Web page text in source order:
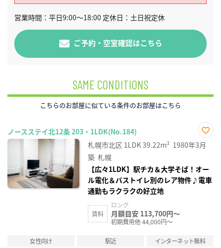
営業時間：平日9:00～18:00 定休日：土日祝定休
ご予約・空室確認はこちら
SAME CONDITIONS
こちらのお部屋に似ている条件のお部屋はこちら
ノースステイ北12条 203・1LDK(No.184)
お気
に入
札幌市北区 1LDK39.22m² 1980年3月
築 札幌
【広々1LDK】駅チカ＆大学そば！オー
ル電化＆バストイレ別のレア物件♪電車
通勤もラクラクの好立地
賃料
ロング
月額目安 113,700円～
初期費用他 44,000円～
女性向け 駅近
インターネット無料